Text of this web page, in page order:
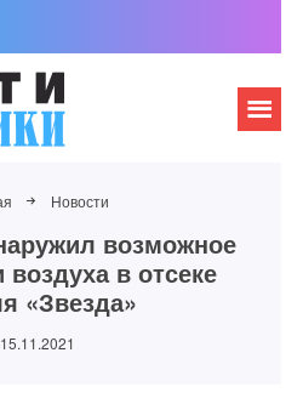
Новости
возможное
воздуха в отсеке
«Звезда»
15.11.2021